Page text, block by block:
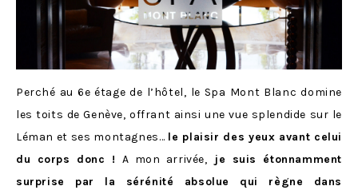
Perché au 6e étage de l’hôtel, le Spa Mont Blanc domine
les toits de Genève, offrant ainsi une vue splendide sur le
Léman et ses montagnes… le plaisir des yeux avant celui
du corps donc ! A mon arrivée, je suis étonnamment
surprise par la sérénité absolue qui règne dans